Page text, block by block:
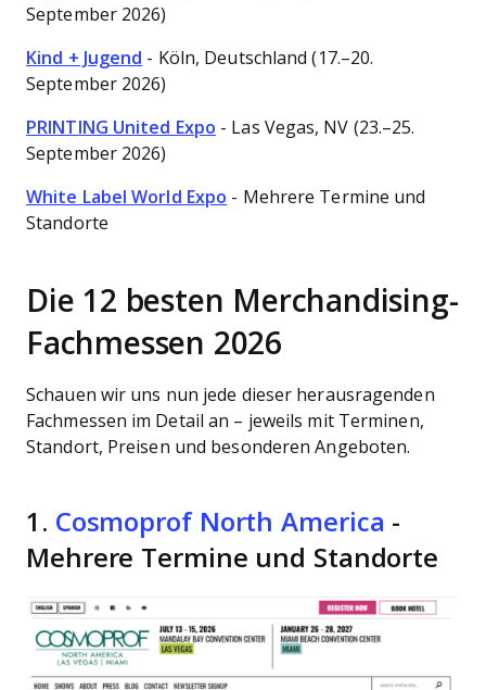
September 2026)
Kind + Jugend - Köln, Deutschland (17.–20.
September 2026)
PRINTING United Expo - Las Vegas, NV (23.–25.
September 2026)
White Label World Expo - Mehrere Termine und
Standorte
Die 12 besten Merchandising-
Fachmessen 2026
Schauen wir uns nun jede dieser herausragenden
Fachmessen im Detail an – jeweils mit Terminen,
Standort, Preisen und besonderen Angeboten.
1. Cosmoprof North America -
Mehrere Termine und Standorte